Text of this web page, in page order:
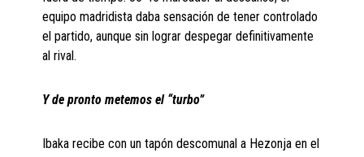
equipo madridista daba sensación de tener controlado
el partido, aunque sin lograr despegar definitivamente
al rival.
Y de pronto metemos el “turbo”
Ibaka recibe con un tapón descomunal a Hezonja en el